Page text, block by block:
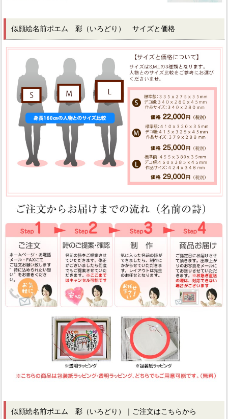
似顔絵名前ポエム 彩（いろどり） サイズと価格
似顔絵名前ポエム 彩（いろどり）｜ご注文はこちらから